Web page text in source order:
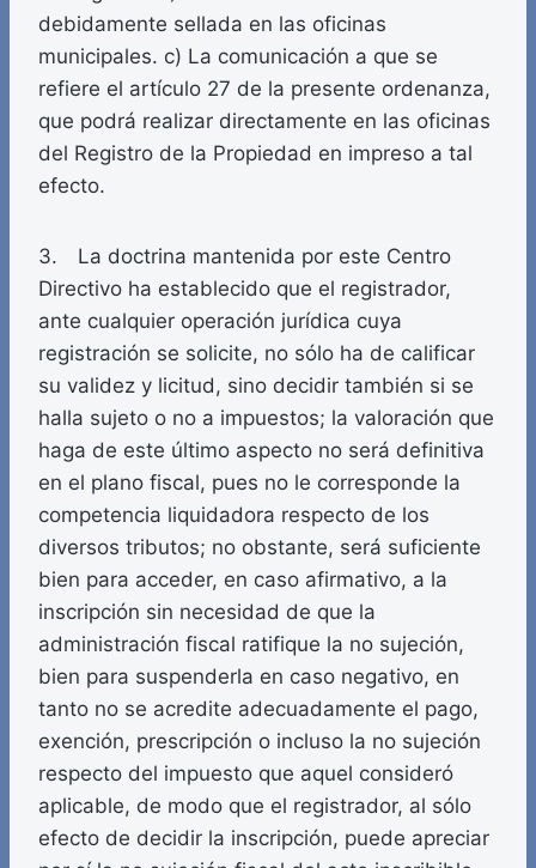
debidamente sellada en las oficinas
municipales. c) La comunicación a que se
refiere el artículo 27 de la presente ordenanza,
que podrá realizar directamente en las oficinas
del Registro de la Propiedad en impreso a tal
efecto.
3. La doctrina mantenida por este Centro
Directivo ha establecido que el registrador,
ante cualquier operación jurídica cuya
registración se solicite, no sólo ha de calificar
su validez y licitud, sino decidir también si se
halla sujeto o no a impuestos; la valoración que
haga de este último aspecto no será definitiva
en el plano fiscal, pues no le corresponde la
competencia liquidadora respecto de los
diversos tributos; no obstante, será suficiente
bien para acceder, en caso afirmativo, a la
inscripción sin necesidad de que la
administración fiscal ratifique la no sujeción,
bien para suspenderla en caso negativo, en
tanto no se acredite adecuadamente el pago,
exención, prescripción o incluso la no sujeción
respecto del impuesto que aquel consideró
aplicable, de modo que el registrador, al sólo
efecto de decidir la inscripción, puede apreciar